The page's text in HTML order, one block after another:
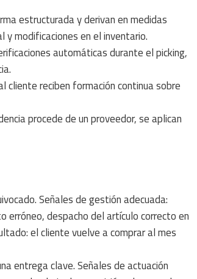
estructurada y derivan en medidas
y modificaciones en el inventario.
automáticas durante el picking,
cliente reciben formación continua sobre
procede de un proveedor, se aplican
Señales de gestión adecuada:
erróneo, despacho del artículo correcto en
el cliente vuelve a comprar al mes
entrega clave. Señales de actuación